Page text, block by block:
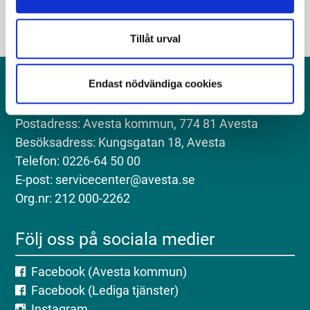
Tillåt urval
Endast nödvändiga cookies
Postadress: Avesta kommun, 774 81 Avesta
Besöksadress: Kungsgatan 18, Avesta
Telefon: 0226-64 50 00
E-post: servicecenter@avesta.se
Org.nr: 212 000-2262
Följ oss på sociala medier
Facebook (Avesta kommun)
Facebook (Lediga tjänster)